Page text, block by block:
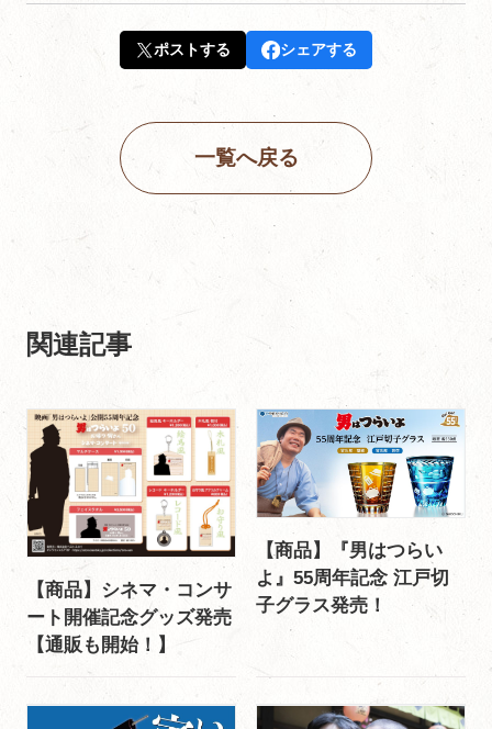
ポストする シェアする
一覧へ戻る
関連記事
【商品】シネマ・コンサ
ート開催記念グッズ発売
【通販も開始！】
【商品】『男はつらい
よ』55周年記念 江戸切
子グラス発売！